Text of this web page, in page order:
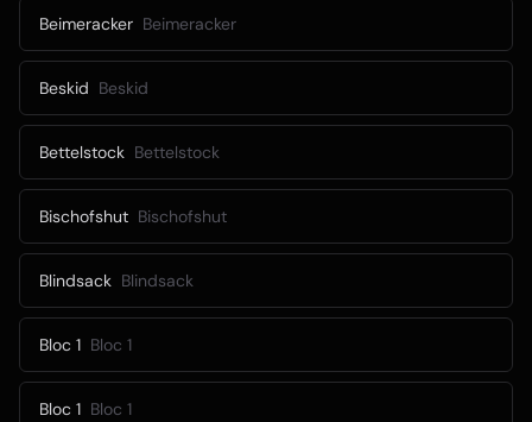
Beimeracker Beimeracker
Beskid Beskid
Bettelstock Bettelstock
Bischofshut Bischofshut
Blindsack Blindsack
Bloc 1 Bloc 1
Bloc 1 Bloc 1